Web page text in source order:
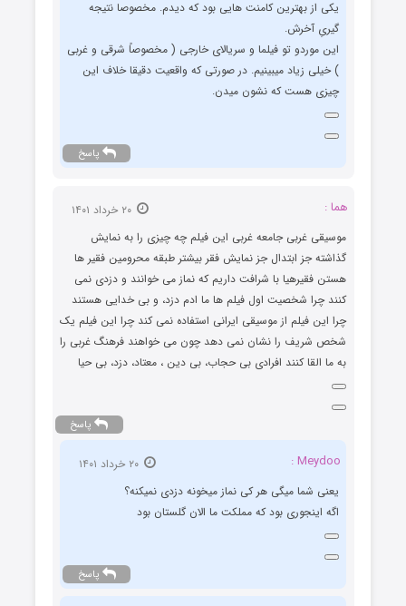
یکی از بهترین کامنت هایی بود که دیدم. مخصوصا نتیجه
گیریِ آخرش.
این موردو تو فیلما و سریالای خارجی ( مخصوصاً شرقی و غربی
) خیلی زیاد میبینیم. در صورتی که واقعیت دقیقا خلاف این
چیزی هست که نشون میدن.
پاسخ
هما :
موسیقی غربی جامعه غربی این فیلم چه چیزی را به نمایش
گذاشته جز ابتدال جز نمایش فقر بیشتر طبقه محرومین فقیر ها
هستن فقیرهیا با شرافت داریم که نماز می خوانند و دزدی نمی
کنند چرا شخصیت اول فیلم ها ما ادم دزد، و بی خدایی هستند
چرا این فیلم از موسیقی ایرانی استفاده نمی کند چرا این فیلم یک
شخص شریف را نشان نمی دهد چون می خواهند فرهنگ غربی را
به ما القا کنند افرادی بی حجاب، بی دین ، معتاد، دزد، بی حیا
پاسخ
Meydoo :
یعنی شما میگی هر کی نماز میخونه دزدی نمیکنه؟
اگه اینجوری بود که مملکت ما الان گلستان بود
پاسخ